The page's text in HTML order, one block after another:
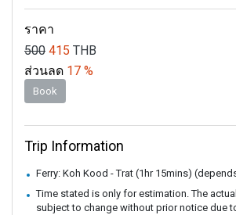
ราคา
500 415 THB
ส่วนลด 17 %
Book
Trip Information
Ferry: Koh Kood - Trat (1hr 15mins)
Time stated is only for estimation. The
subject to change without prior notice due